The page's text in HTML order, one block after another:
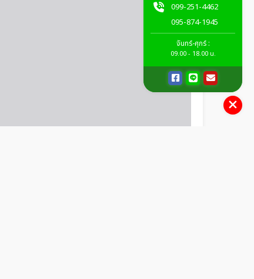
099-251-4462
095-874-1945
จันทร์-ศุกร์ :
09.00 - 18.00 น.